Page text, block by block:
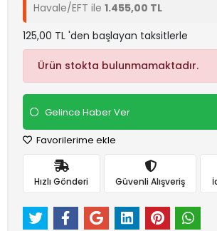
Havale/EFT ile 1.455,00 TL
125,00 TL 'den başlayan taksitlerle
Ürün stokta bulunmamaktadır.
Gelince Haber Ver
Favorilerime ekle
Hızlı Gönderi Güvenli Alışveriş